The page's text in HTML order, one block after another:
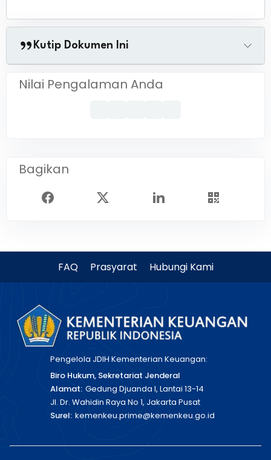
Kutip Dokumen Ini
Nilai Pengalaman Anda
Bagikan
FAQ Prasyarat Hubungi Kami
Pengelola JDIH Kementerian Keuangan:
Biro Hukum, Sekretariat Jenderal
Alamat: Gedung Djuanda I, Lantai 13-14
Jl. Dr. Wahidin Raya No 1, Jakarta Pusat
Surel: kemenkeu.prime@kemenkeu.go.id